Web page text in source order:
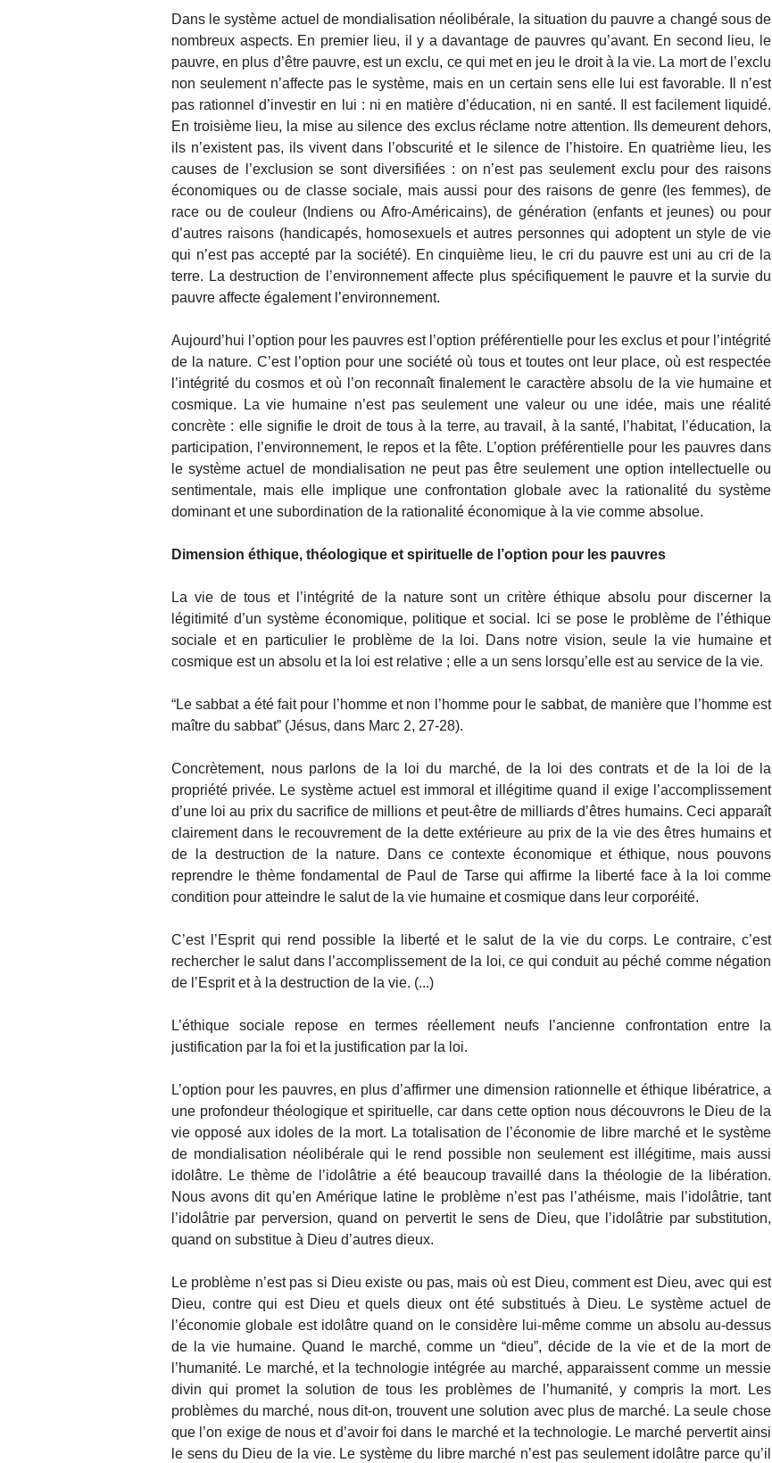
Dans le système actuel de mondialisation néolibérale, la situation du pauvre a changé sous de
nombreux aspects. En premier lieu, il y a davantage de pauvres qu’avant. En second lieu, le
pauvre, en plus d’être pauvre, est un exclu, ce qui met en jeu le droit à la vie. La mort de l’exclu
non seulement n’affecte pas le système, mais en un certain sens elle lui est favorable. Il n’est
pas rationnel d’investir en lui : ni en matière d’éducation, ni en santé. Il est facilement liquidé.
En troisième lieu, la mise au silence des exclus réclame notre attention. Ils demeurent dehors,
ils n’existent pas, ils vivent dans l’obscurité et le silence de l’histoire. En quatrième lieu, les
causes de l’exclusion se sont diversifiées : on n’est pas seulement exclu pour des raisons
économiques ou de classe sociale, mais aussi pour des raisons de genre (les femmes), de
race ou de couleur (Indiens ou Afro-Américains), de génération (enfants et jeunes) ou pour
d’autres raisons (handicapés, homosexuels et autres personnes qui adoptent un style de vie
qui n’est pas accepté par la société). En cinquième lieu, le cri du pauvre est uni au cri de la
terre. La destruction de l’environnement affecte plus spécifiquement le pauvre et la survie du
pauvre affecte également l’environnement.
Aujourd’hui l’option pour les pauvres est l’option préférentielle pour les exclus et pour l’intégrité
de la nature. C’est l’option pour une société où tous et toutes ont leur place, où est respectée
l’intégrité du cosmos et où l’on reconnaît finalement le caractère absolu de la vie humaine et
cosmique. La vie humaine n’est pas seulement une valeur ou une idée, mais une réalité
concrète : elle signifie le droit de tous à la terre, au travail, à la santé, l’habitat, l’éducation, la
participation, l’environnement, le repos et la fête. L’option préférentielle pour les pauvres dans
le système actuel de mondialisation ne peut pas être seulement une option intellectuelle ou
sentimentale, mais elle implique une confrontation globale avec la rationalité du système
dominant et une subordination de la rationalité économique à la vie comme absolue.
Dimension éthique, théologique et spirituelle de l’option pour les pauvres
La vie de tous et l’intégrité de la nature sont un critère éthique absolu pour discerner la
légitimité d’un système économique, politique et social. Ici se pose le problème de l’éthique
sociale et en particulier le problème de la loi. Dans notre vision, seule la vie humaine et
cosmique est un absolu et la loi est relative ; elle a un sens lorsqu’elle est au service de la vie.
“Le sabbat a été fait pour l’homme et non l’homme pour le sabbat, de manière que l’homme est
maître du sabbat” (Jésus, dans Marc 2, 27-28).
Concrètement, nous parlons de la loi du marché, de la loi des contrats et de la loi de la
propriété privée. Le système actuel est immoral et illégitime quand il exige l’accomplissement
d’une loi au prix du sacrifice de millions et peut-être de milliards d’êtres humains. Ceci apparaît
clairement dans le recouvrement de la dette extérieure au prix de la vie des êtres humains et
de la destruction de la nature. Dans ce contexte économique et éthique, nous pouvons
reprendre le thème fondamental de Paul de Tarse qui affirme la liberté face à la loi comme
condition pour atteindre le salut de la vie humaine et cosmique dans leur corporéité.
C’est l’Esprit qui rend possible la liberté et le salut de la vie du corps. Le contraire, c’est
rechercher le salut dans l’accomplissement de la loi, ce qui conduit au péché comme négation
de l’Esprit et à la destruction de la vie. (...)
L’éthique sociale repose en termes réellement neufs l’ancienne confrontation entre la
justification par la foi et la justification par la loi.
L’option pour les pauvres, en plus d’affirmer une dimension rationnelle et éthique libératrice, a
une profondeur théologique et spirituelle, car dans cette option nous découvrons le Dieu de la
vie opposé aux idoles de la mort. La totalisation de l’économie de libre marché et le système
de mondialisation néolibérale qui le rend possible non seulement est illégitime, mais aussi
idolâtre. Le thème de l’idolâtrie a été beaucoup travaillé dans la théologie de la libération.
Nous avons dit qu’en Amérique latine le problème n’est pas l’athéisme, mais l’idolâtrie, tant
l’idolâtrie par perversion, quand on pervertit le sens de Dieu, que l’idolâtrie par substitution,
quand on substitue à Dieu d’autres dieux.
Le problème n’est pas si Dieu existe ou pas, mais où est Dieu, comment est Dieu, avec qui est
Dieu, contre qui est Dieu et quels dieux ont été substitués à Dieu. Le système actuel de
l’économie globale est idolâtre quand on le considère lui-même comme un absolu au-dessus
de la vie humaine. Quand le marché, comme un “dieu”, décide de la vie et de la mort de
l’humanité. Le marché, et la technologie intégrée au marché, apparaissent comme un messie
divin qui promet la solution de tous les problèmes de l’humanité, y compris la mort. Les
problèmes du marché, nous dit-on, trouvent une solution avec plus de marché. La seule chose
que l’on exige de nous et d’avoir foi dans le marché et la technologie. Le marché pervertit ainsi
le sens du Dieu de la vie. Le système du libre marché n’est pas seulement idolâtre parce qu’il